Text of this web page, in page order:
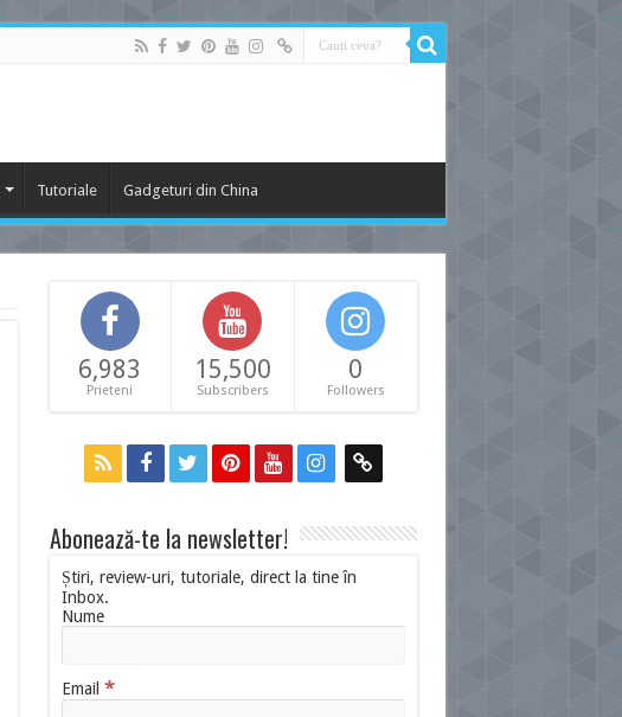
Tutoriale Gadgeturi din China
6,983
Prieteni
15,500
Subscribers
0
Followers
Abonează-te la newsletter!
Știri, review-uri, tutoriale, direct la tine în
Inbox.
Nume
Email *